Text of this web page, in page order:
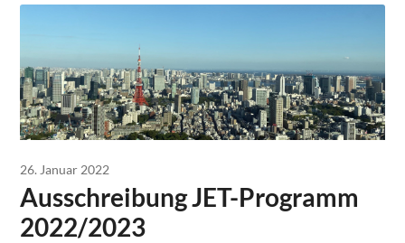
26. Januar 2022
Ausschreibung JET-Programm
2022/2023